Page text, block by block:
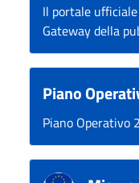
Il portale
Gateway della
Piano
Piano Operativo